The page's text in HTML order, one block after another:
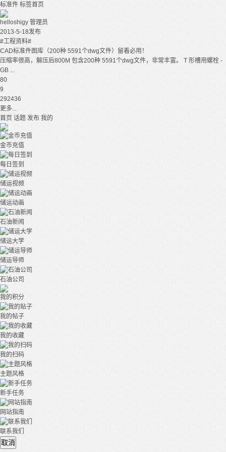
标准件 标签首页
helloshigy 管理员
2013-5-18发布
#工程资料#
CAD标准件图库（200种 5591个dwg文件）留着必用！
压缩率很高，解压后800M 包含200种 5591个dwg文件，非常丰富。 T 形槽用螺栓 -
GB ...
80
9
292436
更多...
首页 话题 发布 我的
金币充值
每日签到
储运视频
储运动画
石油新闻
储运大学
储运导师
石油公司
我的积分
我的帖子
我的收藏
我的扫码
主题风格
新手任务
网站指南
联系我们
取消